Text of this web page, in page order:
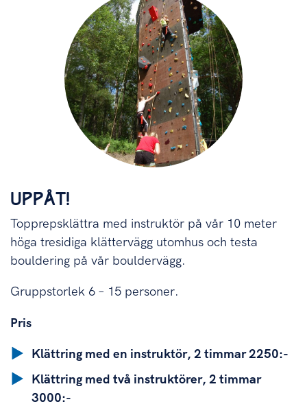
UPPÅT!
Topprepsklättra med instruktör på vår 10 meter
höga tresidiga klättervägg utomhus och testa
bouldering på vår bouldervägg.
Gruppstorlek 6 – 15 personer.
Pris
Klättring med en instruktör, 2 timmar 2250:-
Klättring med två instruktörer, 2 timmar
3000:-